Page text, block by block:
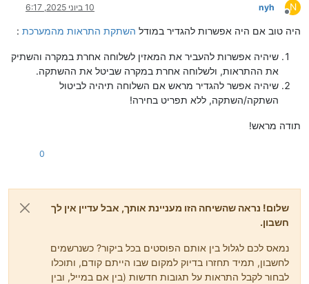
N
מנותק
nyh 10 ביוני 2025, 6:17
היה טוב אם היה אפשרות להגדיר במודל השתקת התראות מהמערכת :
שיהיה אפשרות להעביר את המאזין לשלוחה אחרת במקרה והשתיק
את ההתראות, ולשלוחה אחרת במקרה שביטל את ההשתקה.
שיהיה אפשר להגדיר מראש אם השלוחה תיהיה לביטול
השתקה/השתקה, ללא תפריט בחירה!
תודה מראש!
0
שלום! נראה שהשיחה הזו מעניינת אותך, אבל עדיין אין לך
חשבון.
נמאס לכם לגלול בין אותם הפוסטים בכל ביקור? כשנרשמים
לחשבון, תמיד תחזרו בדיוק למקום שבו הייתם קודם, ותוכלו
לבחור לקבל התראות על תגובות חדשות (בין אם במייל, ובין